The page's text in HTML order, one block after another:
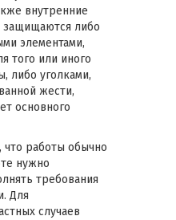
внутренние
защищаются либо
элементами,
того или иного
либо уголками,
жести,
основного
что работы обычно
нужно
требования
Для
случаев